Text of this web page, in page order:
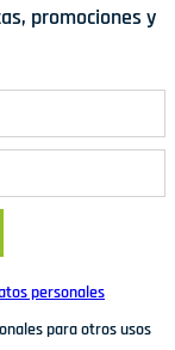
promociones y
personales
para otros usos